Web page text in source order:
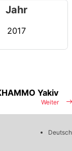
Jahr
2017
Weiter
Yakiv
Deutsch